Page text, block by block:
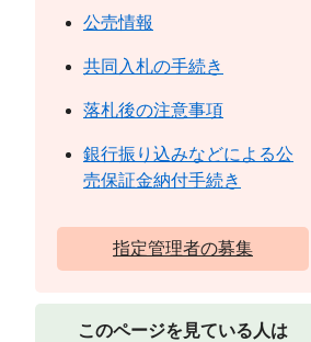
公売情報
共同入札の手続き
落札後の注意事項
銀行振り込みなどによる公
売保証金納付手続き
指定管理者の募集
このページを見ている人は